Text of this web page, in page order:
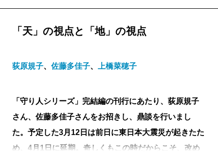
「天」の視点と「地」の視点
荻原規子、 佐藤多佳子、 上橋菜穂子
「守り人シリーズ」完結編の刊行にあたり、荻原規子
さん、佐藤多佳子さんをお招きし、鼎談を行いまし
た。予定した3月12日は前日に東日本大震災が起きたた
め、4月1日に延期。奇しくもこの時だからこそ、改め